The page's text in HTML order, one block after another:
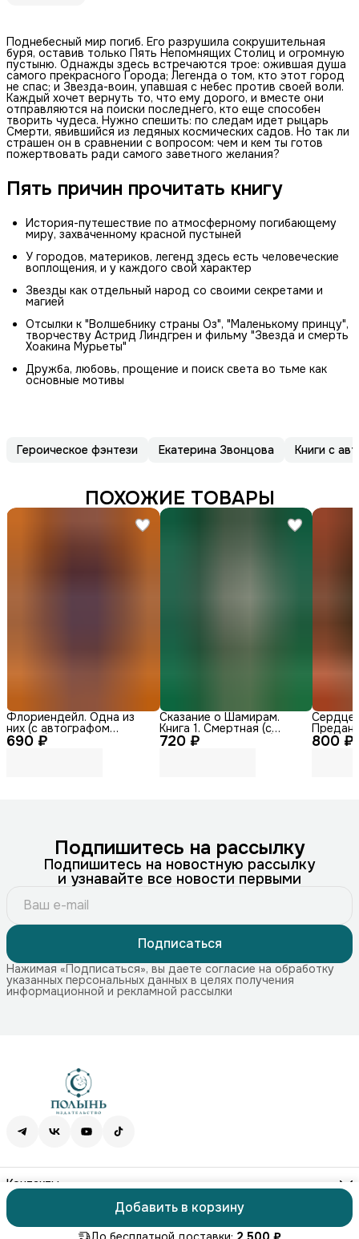
Добавить в корзину
Поднебесный мир погиб. Его разрушила сокрушительная
буря, оставив только Пять Непомнящих Столиц и огромную
пустыню. Однажды здесь встречаются трое: ожившая душа
самого прекрасного Города; Легенда о том, кто этот город
не спас; и Звезда-воин, упавшая с небес против своей воли.
Каждый хочет вернуть то, что ему дорого, и вместе они
отправляются на поиски последнего, кто еще способен
творить чудеса. Нужно спешить: по следам идет рыцарь
Смерти, явившийся из ледяных космических садов. Но так ли
страшен он в сравнении с вопросом: чем и кем ты готов
пожертвовать ради самого заветного желания?
Пять причин прочитать книгу
История-путешествие по атмосферному погибающему
миру, захваченному красной пустыней
У городов, материков, легенд здесь есть человеческие
воплощения, и у каждого свой характер
Звезды как отдельный народ со своими секретами и
магией
Отсылки к "Волшебнику страны Оз", "Маленькому принцу",
творчеству Астрид Линдгрен и фильму "Звезда и смерть
Хоакина Мурьеты"
Дружба, любовь, прощение и поиск света во тьме как
основные мотивы
Героическое фэнтези Екатерина Звонцова Книги с
ПОХОЖИЕ ТОВАРЫ
690 ₽
Флориендейл. Одна из
них (с автографом
автора) 720 ₽
Сказание о Шамирам.
Книга 1. Смертная (с
автографом автора) 800 ₽
Сердце
Подпишитесь на рассылку
Подпишитесь на новостную рассылку
и узнавайте все новости первыми
Подписаться
Нажимая «Подписаться», вы даете согласие на обработку
указанных персональных данных в целях получения
информационной и рекламной рассылки
Контакты
Адрес
115172, г. Москва, Краснохолмская наб. 11, стр. 1
Телефон
8 (499) 707-74-75
ⓒ ПОЛЫНЬОплатаДоставкаПравила возвратаРеквизиты